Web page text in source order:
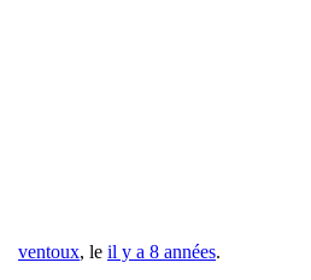
ventoux, le il y a 8 années.